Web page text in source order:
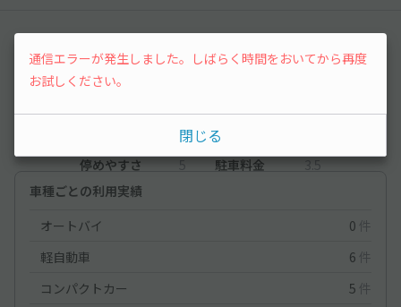
レビュー
4.5
4.5 立地
停めやすさ
5 駐車料金
3.5
車種ごとの利用実績
オートバイ
0 件
軽自動車
6 件
コンパクトカー
5 件
通信エラーが発生しました。しばらく時間をおいてから再度
お試しください。
閉じる